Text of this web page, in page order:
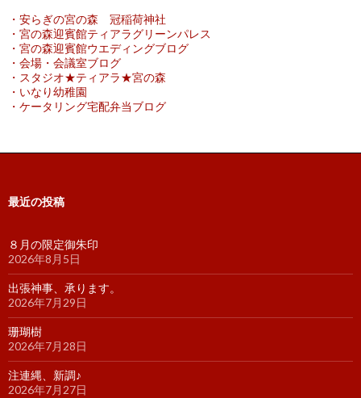
・安らぎの宮の森 冠稲荷神社
・宮の森迎賓館ティアラグリーンパレス
・宮の森迎賓館ウエディングブログ
・会場・会議室ブログ
・スタジオ★ティアラ★宮の森
・いなり幼稚園
・ケータリング宅配弁当ブログ
最近の投稿
８月の限定御朱印
2026年8月5日
出張神事、承ります。
2026年7月29日
珊瑚樹
2026年7月28日
注連縄、新調♪
2026年7月27日